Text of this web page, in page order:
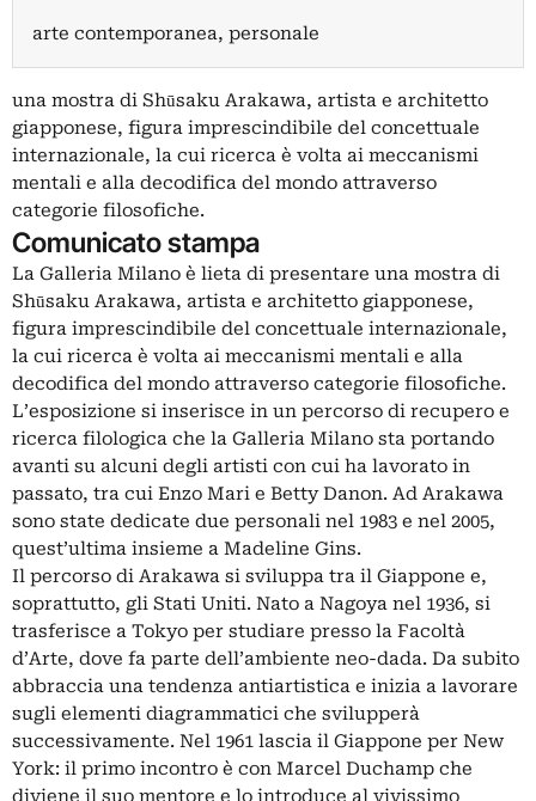
arte contemporanea, personale
una mostra di Shūsaku Arakawa, artista e architetto
giapponese, figura imprescindibile del concettuale
internazionale, la cui ricerca è volta ai meccanismi
mentali e alla decodifica del mondo attraverso
categorie filosofiche.
Comunicato stampa
La Galleria Milano è lieta di presentare una mostra di
Shūsaku Arakawa, artista e architetto giapponese,
figura imprescindibile del concettuale internazionale,
la cui ricerca è volta ai meccanismi mentali e alla
decodifica del mondo attraverso categorie filosofiche.
L’esposizione si inserisce in un percorso di recupero e
ricerca filologica che la Galleria Milano sta portando
avanti su alcuni degli artisti con cui ha lavorato in
passato, tra cui Enzo Mari e Betty Danon. Ad Arakawa
sono state dedicate due personali nel 1983 e nel 2005,
quest’ultima insieme a Madeline Gins.
Il percorso di Arakawa si sviluppa tra il Giappone e,
soprattutto, gli Stati Uniti. Nato a Nagoya nel 1936, si
trasferisce a Tokyo per studiare presso la Facoltà
d’Arte, dove fa parte dell’ambiente neo-dada. Da subito
abbraccia una tendenza antiartistica e inizia a lavorare
sugli elementi diagrammatici che svilupperà
successivamente. Nel 1961 lascia il Giappone per New
York: il primo incontro è con Marcel Duchamp che
diviene il suo mentore e lo introduce al vivissimo